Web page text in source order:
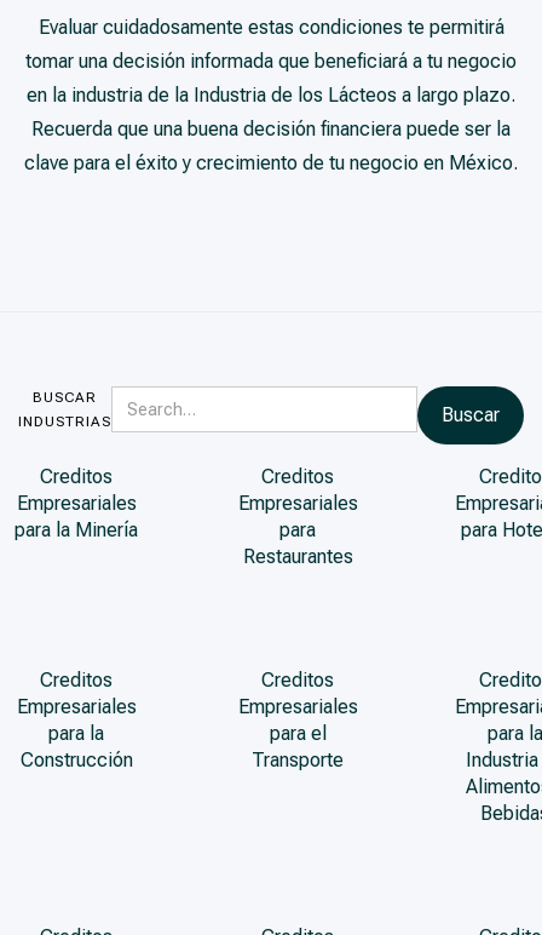
Evaluar cuidadosamente estas condiciones te permitirá
tomar una decisión informada que beneficiará a tu negocio
en la industria de la Industria de los Lácteos a largo plazo.
Recuerda que una buena decisión financiera puede ser la
clave para el éxito y crecimiento de tu negocio en México.
BUSCAR
INDUSTRIAS
Creditos
Empresariales
para la Minería
Creditos
Empresariales
para
Restaurantes
para
Creditos
Empresariales
para la
Construcción
Creditos
Empresariales
para el
Transporte
para la